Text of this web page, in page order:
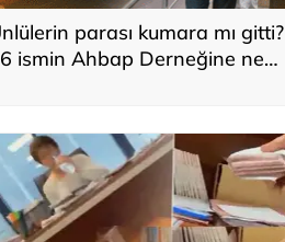
parası kumara mı gitti?
ismin Ahbap Derneğine ne